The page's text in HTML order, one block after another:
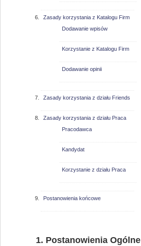
Zasady korzystania z Katalogu Firm
Dodawanie wpisów
Korzystanie z Katalogu Firm
Dodawanie opinii
Zasady korzystania z działu Friends
Zasady korzystania z działu Praca
Pracodawca
Kandydat
Korzystanie z działu Praca
Postanowienia końcowe
Postanowienia Ogólne